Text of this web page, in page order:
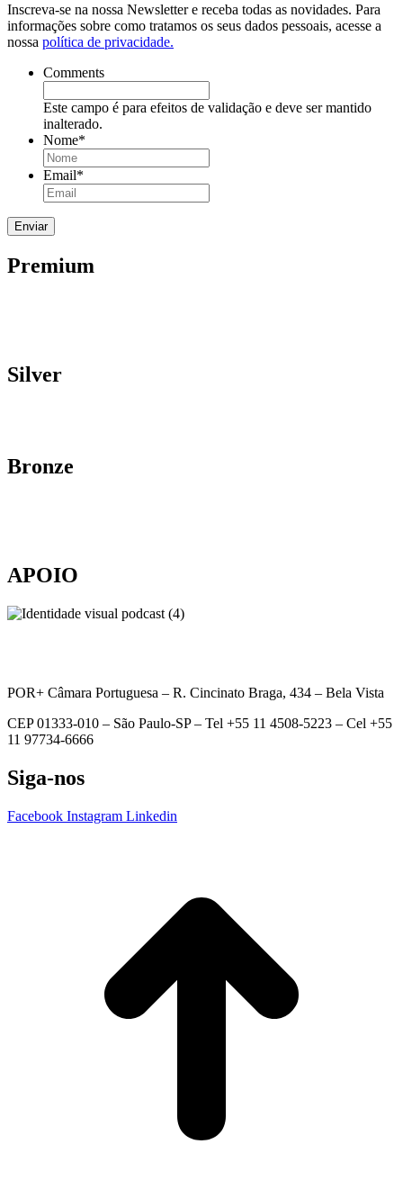
Inscreva-se na nossa Newsletter e receba todas as novidades. Para
informações sobre como tratamos os seus dados pessoais, acesse a
nossa política de privacidade.
Comments
Este campo é para efeitos de validação e deve ser mantido
inalterado.
Nome*
Email*
Premium
Silver
Bronze
APOIO
POR+ Câmara Portuguesa – R. Cincinato Braga, 434 – Bela Vista
CEP 01333-010 – São Paulo-SP – Tel +55 11 4508-5223 – Cel +55
11 97734-6666
Siga-nos
Facebook Instagram Linkedin